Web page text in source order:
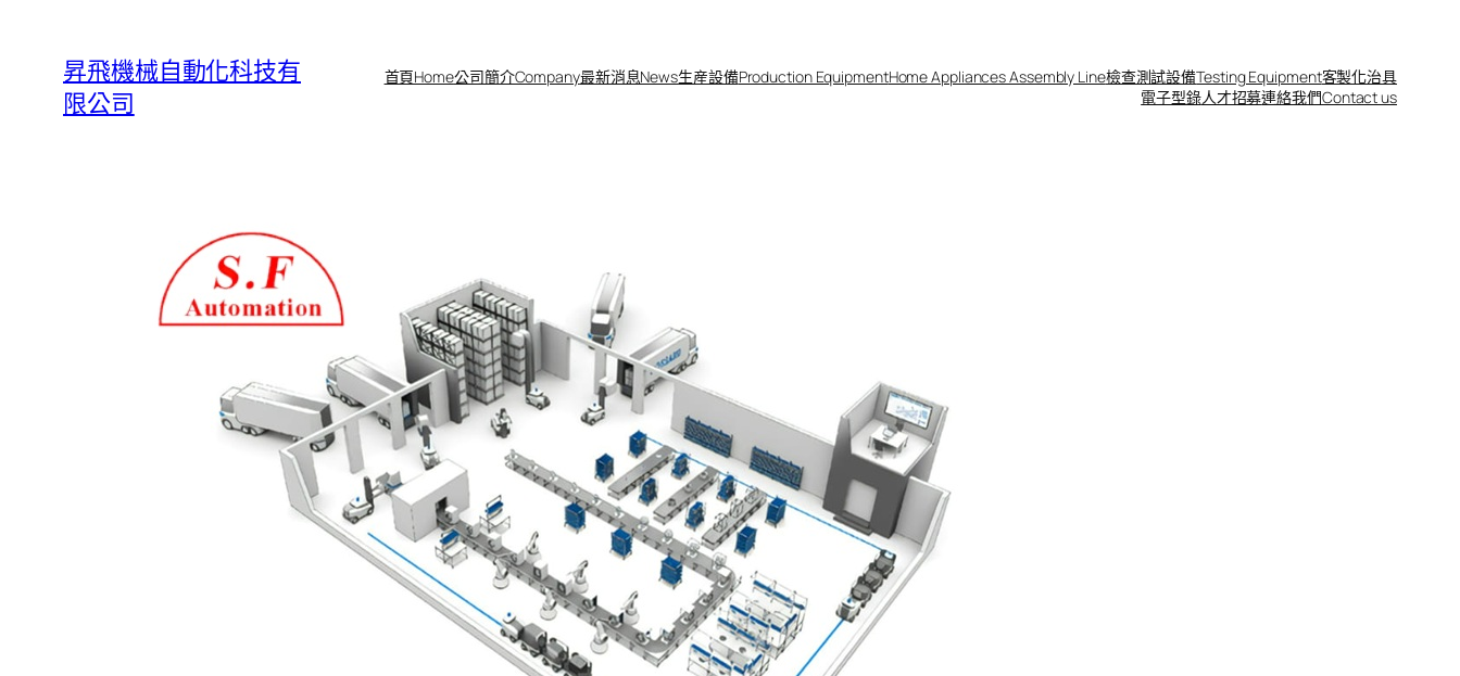
昇飛機械自動化科技有
限公司
首頁Home公司簡介Company最新消息News生産設備Production EquipmentHome Appliances Assembly Line檢查測試設備Testing Equipment客製化治具
電子型錄人才招募連絡我們Contact us